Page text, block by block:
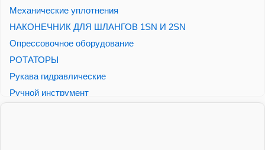
Механические уплотнения
НАКОНЕЧНИК ДЛЯ ШЛАНГОВ 1SN И 2SN
Опрессовочное оборудование
РОТАТОРЫ
Рукава гидравлические
Ручной инструмент